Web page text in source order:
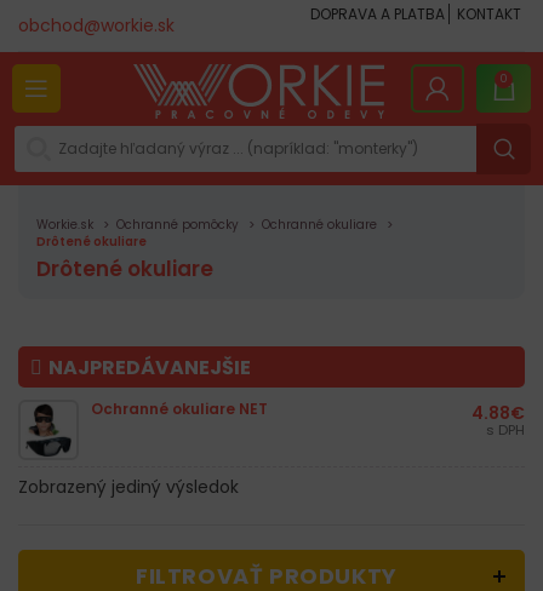
obchod@workie.sk DOPRAVA A PLATBA KONTAKT
0
Workie.sk Ochranné pomôcky
Ochranné okuliare
Drôtené okuliare
Drôtené okuliare
NAJPREDÁVANEJŠIE
Ochranné okuliare NET 4.88€
s DPH
Zobrazený jediný výsledok
FILTROVAŤ PRODUKTY